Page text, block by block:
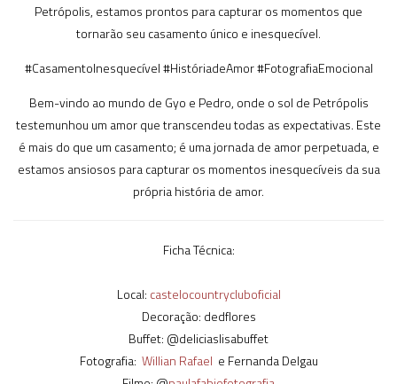
Petrópolis, estamos prontos para capturar os momentos que
tornarão seu casamento único e inesquecível.
#CasamentoInesquecível #HistóriadeAmor #FotografiaEmocional
Bem-vindo ao mundo de Gyo e Pedro, onde o sol de Petrópolis
testemunhou um amor que transcendeu todas as expectativas. Este
é mais do que um casamento; é uma jornada de amor perpetuada, e
estamos ansiosos para capturar os momentos inesquecíveis da sua
própria história de amor.
Ficha Técnica:
Local: castelocountrycluboficial
Decoração: dedflores
Buffet: @deliciaslisabuffet
Fotografia: Willian Rafael e Fernanda Delgau